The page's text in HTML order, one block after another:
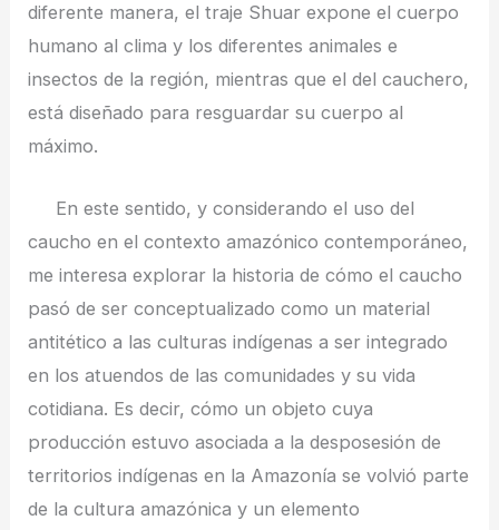
diferente manera, el traje Shuar expone el cuerpo
humano al clima y los diferentes animales e
insectos de la región, mientras que el del cauchero,
está diseñado para resguardar su cuerpo al
máximo.
En este sentido, y considerando el uso del
caucho en el contexto amazónico contemporáneo,
me interesa explorar la historia de cómo el caucho
pasó de ser conceptualizado como un material
antitético a las culturas indígenas a ser integrado
en los atuendos de las comunidades y su vida
cotidiana. Es decir, cómo un objeto cuya
producción estuvo asociada a la desposesión de
territorios indígenas en la Amazonía se volvió parte
de la cultura amazónica y un elemento